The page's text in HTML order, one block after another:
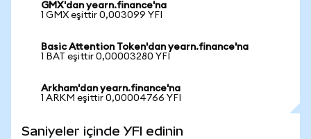
GMX'dan yearn.finance'na
1 GMX eşittir 0,003099 YFI
Basic Attention Token'dan yearn.finance'na
1 BAT eşittir 0,00003280 YFI
Arkham'dan yearn.finance'na
1 ARKM eşittir 0,00004766 YFI
Saniyeler içinde YFI edinin